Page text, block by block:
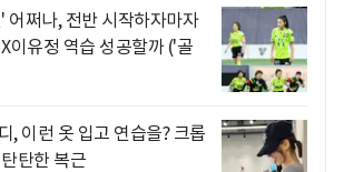
어쩌나, 전반 시작하자마자
이유정 역습 성공할까 ('골
, 이런 옷 입고 연습을? 크롭
탄한 복근